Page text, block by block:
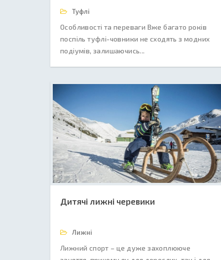
Туфлі
Особливості та переваги Вже багато років
поспіль туфлі-човники не сходять з модних
подіумів, залишаючись...
Дитячі лижні черевики
Лижні
Лижний спорт – це дуже захоплююче